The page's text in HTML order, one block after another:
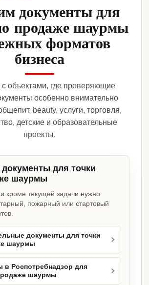
документы для
продаже шаурмы
форматов
бизнеса
с объектами, где проверяющие
особенно внимательно
beauty, услуги, торговля,
детские и образовательные
проекты.
для точки
шаурмы
кроме текущей задачи нужно
пожарный или стартовый
документы для точки
шаурмы
в Роспотребнадзор для
шаурмы